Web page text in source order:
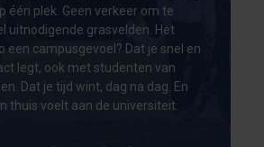
één plek. Geen verkeer om te
uitnodigende grasvelden. Het
een campusgevoel? Dat je snel en
legt, ook met studenten van
Dat je tijd wint, dag na dag. En
thuis voelt aan de universiteit.